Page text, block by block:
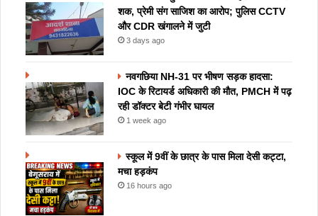
शक, प्रेमी संग साजिश का आरोप; पुलिस CCTV
और CDR खंगालने में जुटी
3 days ago
नवगछिया NH-31 पर भीषण सड़क हादसा:
IOC के रिटायर्ड अधिकारी की मौत, PMCH में पढ़
रही डॉक्टर बेटी गंभीर घायल
1 week ago
स्कूल में 9वीं के छात्र के पास मिला देसी कट्टा,
मचा हड़कंप
16 hours ago